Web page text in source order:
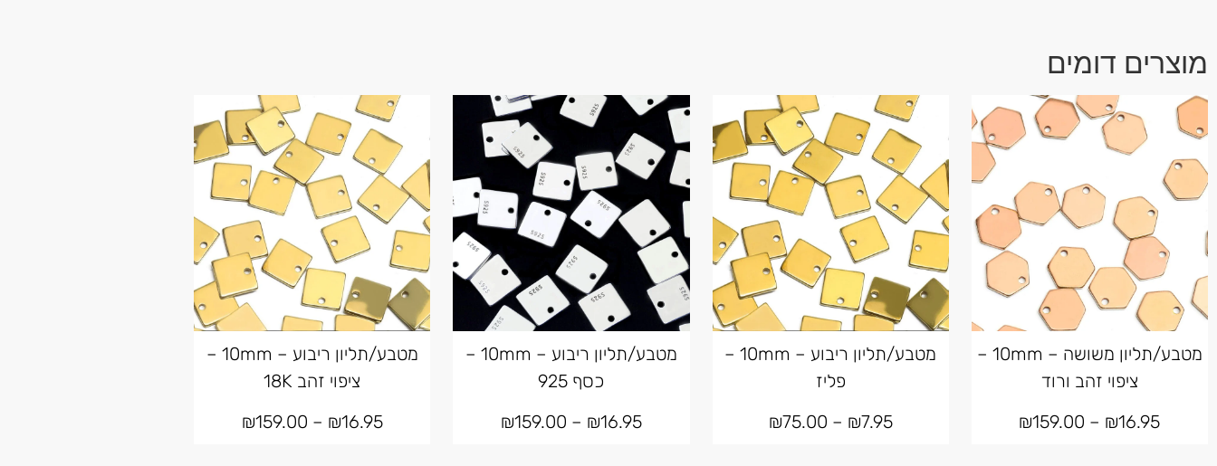
מוצרים דומים
מטבע/תליון משושה – 10mm –
ציפוי זהב ורוד
₪16.95
–
₪159.00
מטבע/תליון ריבוע – 10mm –
פליז
₪7.95
–
₪75.00
מטבע/תליון ריבוע – 10mm –
כסף 925
₪16.95
–
₪159.00
מטבע/תליון ריבוע – 10mm –
ציפוי זהב 18K
₪16.95
–
₪159.00